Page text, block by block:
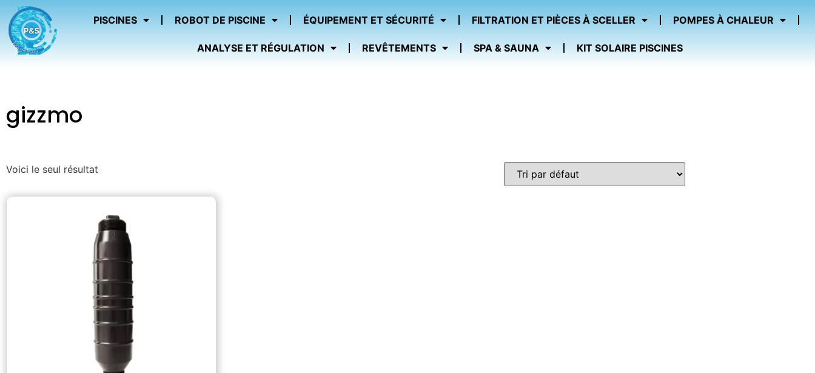
PISCINES ROBOT DE PISCINE ÉQUIPEMENT ET SÉCURITÉ FILTRATION ET PIÈCES À SCELLER POMPES À CHALEUR
ANALYSE ET RÉGULATION REVÊTEMENTS SPA & SAUNA KIT SOLAIRE PISCINES
gizzmo
Voici le seul résultat